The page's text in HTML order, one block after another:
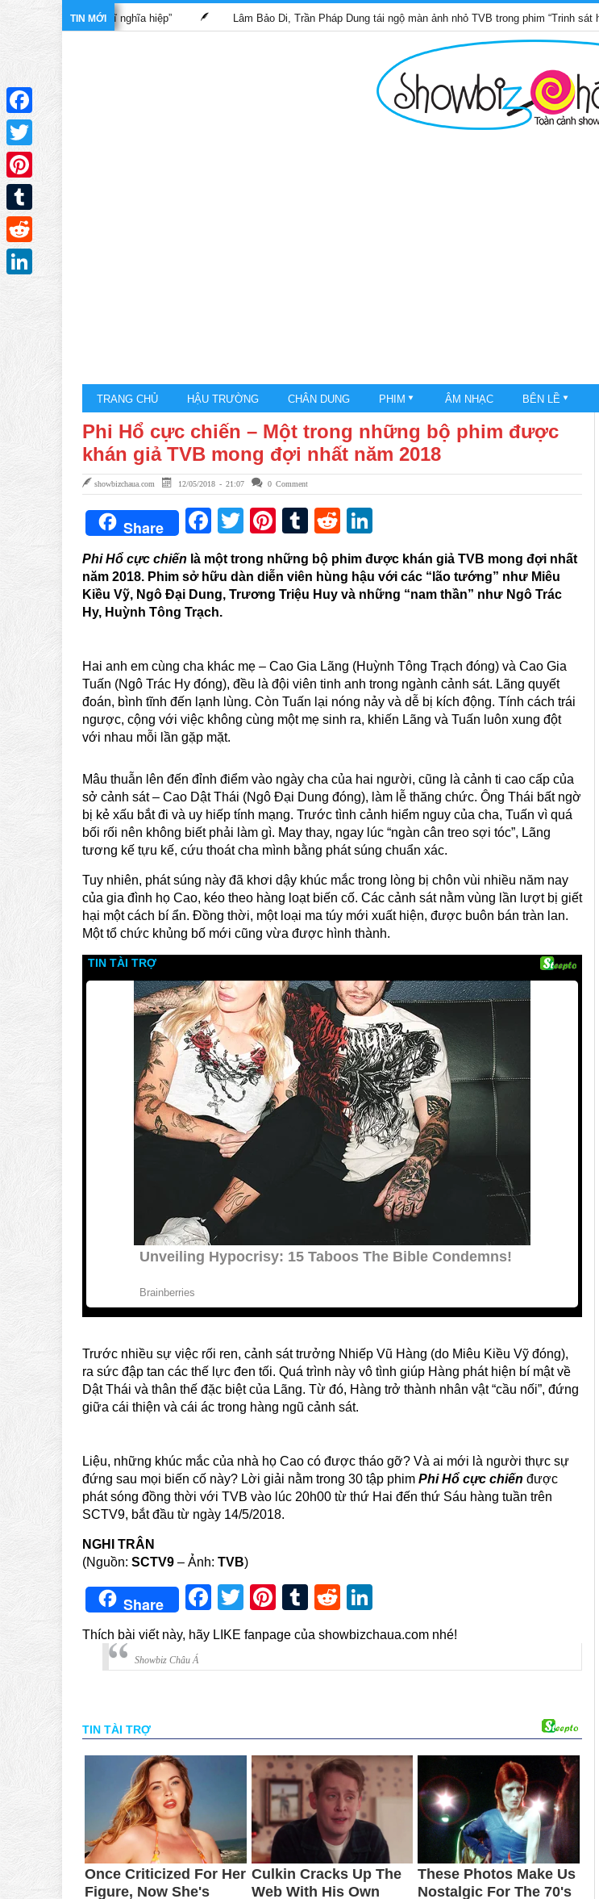
TIN MỚI
“Bác sĩ nghĩa hiệp” Lâm Bảo Di, Trần Pháp Dung tái ngộ màn ảnh nhỏ TVB trong phim “Trinh sát hình sự 12”
TRANG CHỦ HẬU TRƯỜNG CHÂN DUNG PHIM ÂM NHẠC BÊN LỀ
Phi Hổ cực chiến – Một trong những bộ phim được
khán giả TVB mong đợi nhất năm 2018
showbizchaua.com 12/05/2018 - 21:07 0 Comment
Share Facebook
TwitterPinterest
TumblrReddit
Phi Hổ cực chiến là một trong những bộ phim được khán giả TVB mong đợi nhất
năm 2018. Phim sở hữu dàn diễn viên hùng hậu với các “lão tướng” như Miêu
Kiều Vỹ, Ngô Đại Dung, Trương Triệu Huy và những “nam thần” như Ngô Trác
Hy, Huỳnh Tông Trạch.
Hai anh em cùng cha khác mẹ – Cao Gia Lãng (Huỳnh Tông Trạch đóng) và Cao Gia
Tuấn (Ngô Trác Hy đóng), đều là đội viên tinh anh trong ngành cảnh sát. Lãng quyết
đoán, bình tĩnh đến lạnh lùng. Còn Tuấn lại nóng nảy và dễ bị kích động. Tính cách trái
ngược, cộng với việc không cùng một mẹ sinh ra, khiến Lãng và Tuấn luôn xung đột
với nhau mỗi lần gặp mặt.
Mâu thuẫn lên đến đỉnh điểm vào ngày cha của hai người, cũng là cảnh ti cao cấp của
sở cảnh sát – Cao Dật Thái (Ngô Đại Dung đóng), làm lễ thăng chức. Ông Thái bất ngờ
bị kẻ xấu bắt đi và uy hiếp tính mạng. Trước tình cảnh hiểm nguy của cha, Tuấn vì quá
bối rối nên không biết phải làm gì. May thay, ngay lúc “ngàn cân treo sợi tóc”, Lãng
tương kế tựu kế, cứu thoát cha mình bằng phát súng chuẩn xác.
Tuy nhiên, phát súng này đã khơi dậy khúc mắc trong lòng bị chôn vùi nhiều năm nay
của gia đình họ Cao, kéo theo hàng loạt biến cố. Các cảnh sát nằm vùng lần lượt bị giết
hại một cách bí ẩn. Đồng thời, một loại ma túy mới xuất hiện, được buôn bán tràn lan.
Một tổ chức khủng bố mới cũng vừa được hình thành.
Trước nhiều sự việc rối ren, cảnh sát trưởng Nhiếp Vũ Hàng (do Miêu Kiều Vỹ đóng),
ra sức đập tan các thế lực đen tối. Quá trình này vô tình giúp Hàng phát hiện bí mật về
Dật Thái và thân thế đặc biệt của Lãng. Từ đó, Hàng trở thành nhân vật “cầu nối”, đứng
giữa cái thiện và cái ác trong hàng ngũ cảnh sát.
Liệu, những khúc mắc của nhà họ Cao có được tháo gỡ? Và ai mới là người thực sự
đứng sau mọi biến cố này? Lời giải nằm trong 30 tập phim Phi Hổ cực chiến được
phát sóng đồng thời với TVB vào lúc 20h00 từ thứ Hai đến thứ Sáu hàng tuần trên
SCTV9, bắt đầu từ ngày 14/5/2018.
NGHI TRÂN
(Nguồn: SCTV9 – Ảnh: TVB)
Share Facebook
TwitterPinterest
TumblrReddit
Thích bài viết này, hãy LIKE fanpage của showbizchaua.com nhé!
Showbiz Châu Á
Facebook
Twitter
Pinterest
Tumblr
Reddit